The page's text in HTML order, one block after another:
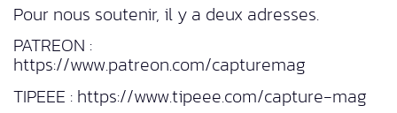
Pour nous soutenir, il y a deux adresses.
PATREON :
https://www.patreon.com/capturemag
TIPEEE : https://www.tipeee.com/capture-mag